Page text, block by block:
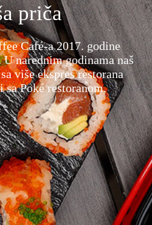
priča
Café-a 2017. godine
narednim godinama naš
više ekspres restorana
Poké restoranom.